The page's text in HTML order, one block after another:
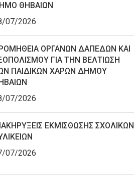
ΘΗΒΑΙΩΝ
07/2026
ΟΡΓΑΝΩΝ ΔΑΠΕΔΩΝ ΚΑΙ
ΓΙΑ ΤΗΝ ΒΕΛΤΙΩΣΗ
ΠΑΙΔΙΚΩΝ ΧΑΡΩΝ ΔΗΜΟΥ
07/2026
ΕΚΜΙΣΘΩΣΗΣ ΣΧΟΛΙΚΩΝ
07/2026